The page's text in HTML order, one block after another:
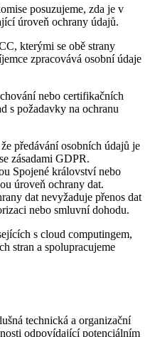
posuzujeme, zda je v
úroveň ochrany údajů.
kterými se obě strany
zpracovává osobní údaje
nebo certifikačních
s požadavky na ochranu
předávání osobních údajů je
zásadami GDPR.
Spojené království nebo
úroveň ochrany dat.
dat nevyžaduje přenos dat
nebo smluvní dohodu.
s cloud computingem,
stran a spolupracujeme
technická a organizační
odpovídající potenciálním